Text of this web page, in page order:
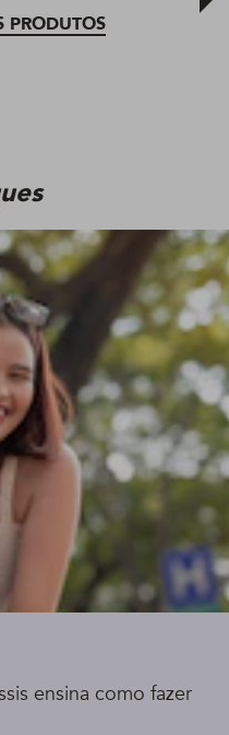
PRODUTOS
ensina como fazer